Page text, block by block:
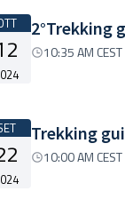
2°Trekking
10:35 AM CEST
Trekking
10:00 AM CEST